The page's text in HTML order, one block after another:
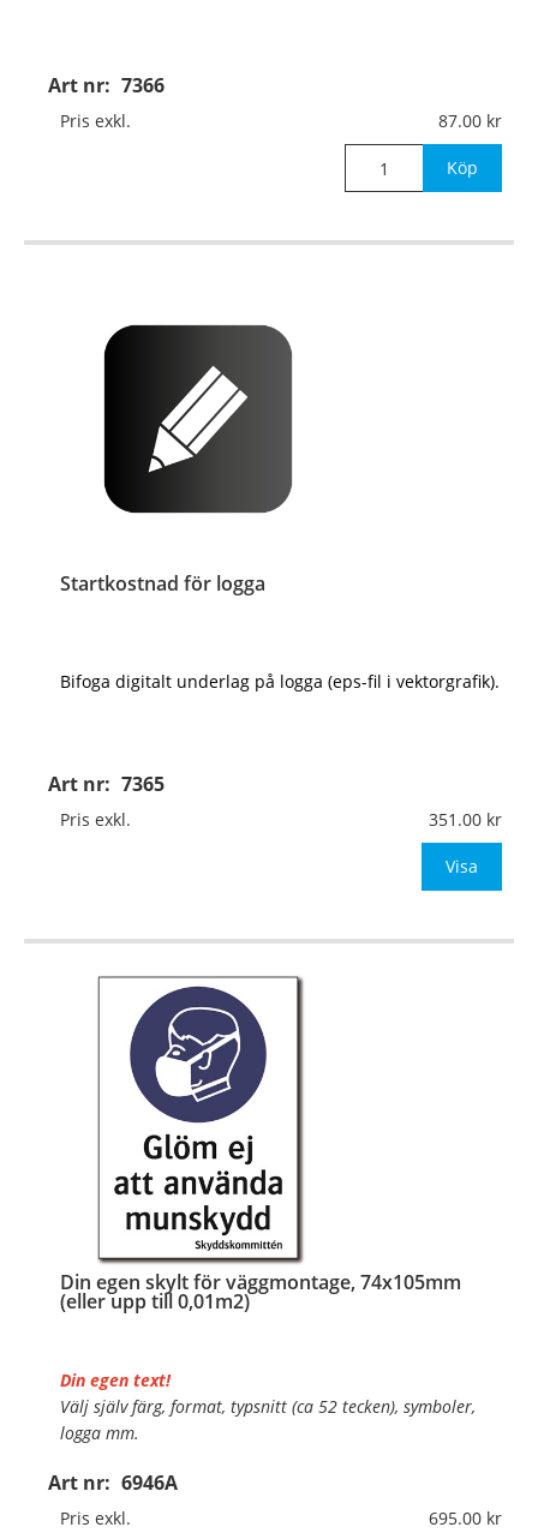
Art nr: 7366
Pris exkl. 87.00
Köp
Startkostnad för logga
Art nr: 7365
Bifoga digitalt underlag på logga (eps-fil i vektorgrafik).
Pris exkl. 351.00
Visa
Din egen skylt för väggmontage, 74x105mm
(eller upp till 0,01m2)
Art nr: 6946A
Din egen text!
Välj själv färg, format, typsnitt (ca 52 tecken), symboler,
logga mm.
Material:Plan aluminium, 0,7mm (väggmontage)
Mått:74x105mm (eller annat mått upp till 0,01m²)
Pris exkl. 695.00